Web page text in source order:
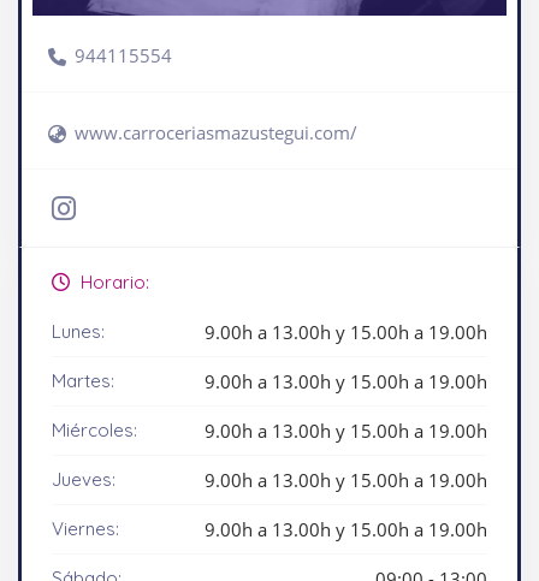
944115554
www.carroceriasmazustegui.com/
Horario:
Lunes: 9.00h a 13.00h y 15.00h a 19.00h
Martes: 9.00h a 13.00h y 15.00h a 19.00h
Miércoles: 9.00h a 13.00h y 15.00h a 19.00h
Jueves: 9.00h a 13.00h y 15.00h a 19.00h
Viernes: 9.00h a 13.00h y 15.00h a 19.00h